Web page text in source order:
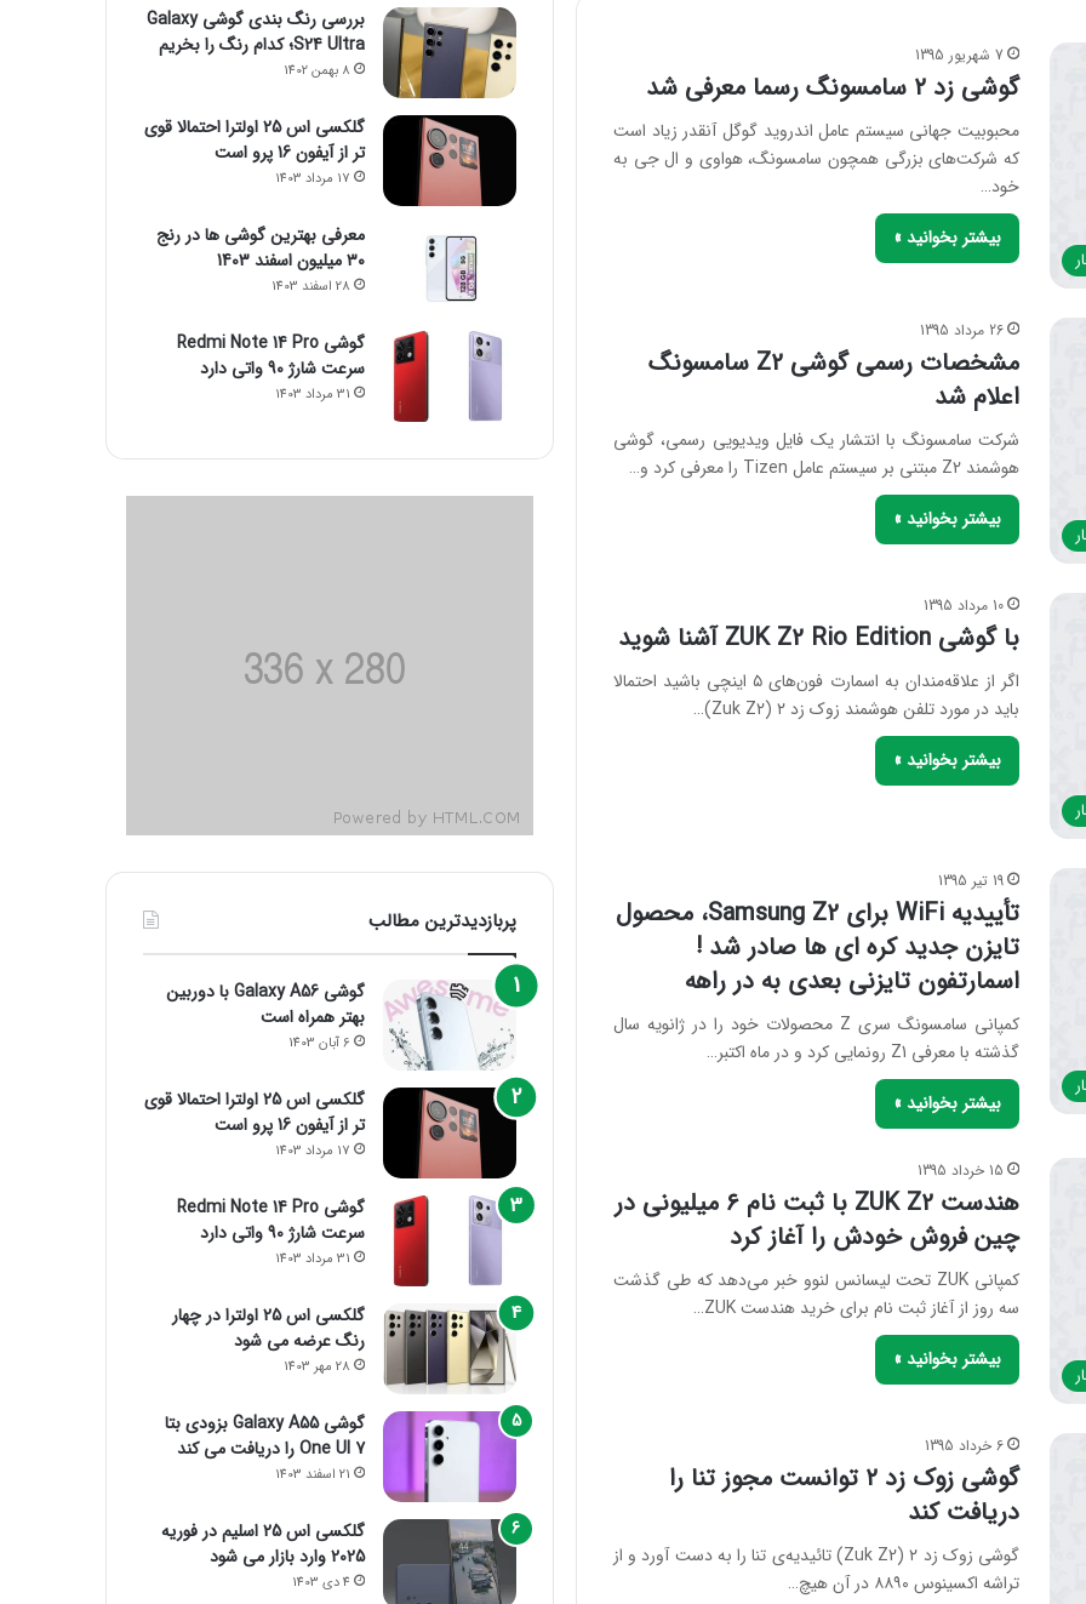
7 شهریور 1395
گوشی زد ۲ سامسونگ رسما معرفی شد
محبوبیت جهانی سیستم عامل اندروید گوگل آنقدر زیاد است
که شرکت‌های بزرگی همچون سامسونگ، هواوی و ال جی به
خود…
بیشتر بخوانید »
26 مرداد 1395
مشخصات رسمی گوشی Z2 سامسونگ
اعلام شد
شرکت سامسونگ با انتشار یک فایل ویدیویی رسمی، گوشی
هوشمند Z2 مبتنی بر سیستم عامل Tizen را معرفی کرد و…
بیشتر بخوانید »
10 مرداد 1395
با گوشی ZUK Z2 Rio Edition آشنا شوید
اگر از علاقه‌مندان به اسمارت فون‌های ۵ اینچی باشید احتمالا
باید در مورد تلفن هوشمند زوک زد ۲ (Zuk Z2)…
بیشتر بخوانید »
19 تیر 1395
تأییدیه WiFi برای Samsung Z2، محصول
تایزن جدید کره ای ها صادر شد !
اسمارتفون تایزنی بعدی به در راهه
کمپانی سامسونگ سری Z محصولات خود را در ژانویه سال
گذشته با معرفی Z1 رونمایی کرد و در ماه اکتبر…
بیشتر بخوانید »
15 خرداد 1395
هندست ZUK Z2 با ثبت نام ۶ میلیونی در
چین فروش خودش را آغاز کرد
کمپانی ZUK تحت لیسانس لنوو خبر می‌دهد که طی گذشت
سه روز از آغاز ثبت نام برای خرید هندست ZUK…
بیشتر بخوانید »
6 خرداد 1395
گوشی زوک زد ۲ توانست مجوز تنا را
دریافت کند
گوشی زوک زد ۲ (Zuk Z2) تائیدیه‌ی تنا را به دست آورد و از
تراشه اکسینوس ۸۸۹۰ در آن هیچ…
بررسی رنگ بندی گوشی Galaxy
S24 Ultra؛ کدام رنگ را بخریم
8 بهمن 1402
گلکسی اس 25 اولترا احتمالا قوی
تر از آیفون 16 پرو است
17 مرداد 1403
معرفی بهترین گوشی ها در رنج
۳۰ میلیون اسفند 1403
28 اسفند 1403
گوشی Redmi Note 14 Pro
سرعت شارژ 90 واتی دارد
31 مرداد 1403
پربازدیدترین مطالب
گوشی Galaxy A56 با دوربین
بهتر همراه است
6 آبان 1403
گلکسی اس 25 اولترا احتمالا قوی
تر از آیفون 16 پرو است
17 مرداد 1403
گوشی Redmi Note 14 Pro
سرعت شارژ 90 واتی دارد
31 مرداد 1403
گلکسی اس 25 اولترا در چهار
رنگ عرضه می شود
28 مهر 1403
گوشی Galaxy A55 بزودی بتا
One UI 7 را دریافت می کند
21 اسفند 1403
گلکسی اس 25 اسلیم در فوریه
2025 وارد بازار می شود
4 دی 1403